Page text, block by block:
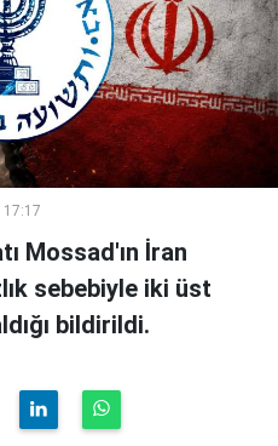
Mossad'ın İran
sebebiyle iki üst
bildirildi.